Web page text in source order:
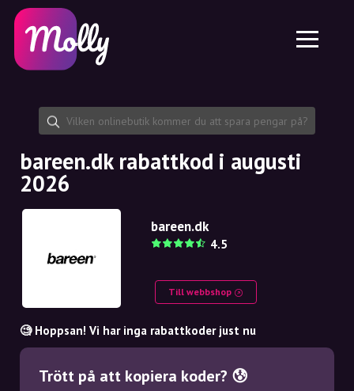
Hudvård
Hårvård
Dela rabattkod
Funktioner
Jobb
Om oss
Plattform
Molly till iPhone och iPad
Molly till Android
SE
EN
NO
NL
bareen.dk rabattkod i augusti
2026
bareen.dk
4.5
Till webbshop
🧐 Hoppsan! Vi har inga rabattkoder just nu
Trött på att kopiera koder? 😰